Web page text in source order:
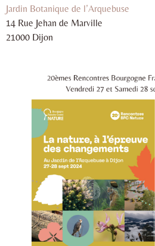
Jardin Botanique de l’Arquebuse
14 Rue Jehan de Marville
21000 Dijon